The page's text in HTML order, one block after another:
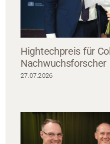
Hightechpreis für
Nachwuchsforscher
27.07.2026